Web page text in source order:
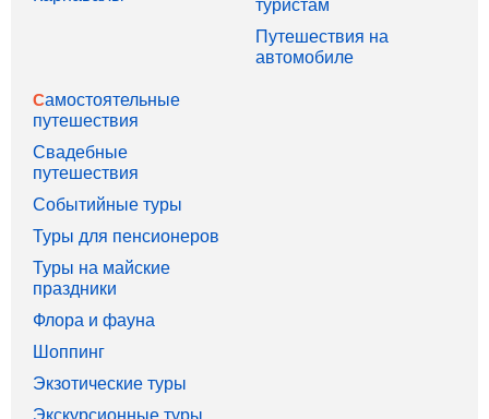
Путешествия на
автомобиле
Самостоятельные
путешествия
Свадебные
путешествия
Событийные туры
Туры для пенсионеров
Туры на майские
праздники
Флора и фауна
Шоппинг
Экзотические туры